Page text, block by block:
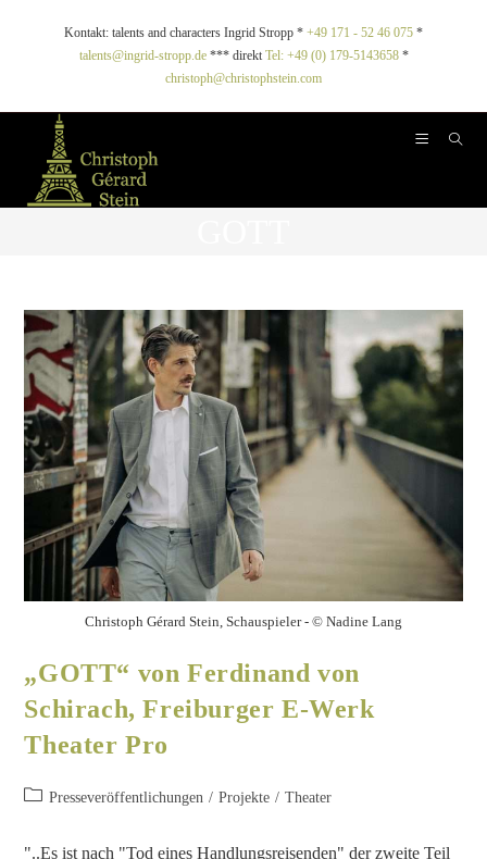
Kontakt: talents and characters Ingrid Stropp * +49 171 - 52 46 075 *
talents@ingrid-stropp.de*** direkt Tel: +49 (0) 179-5143658*
christoph@christophstein.com
Christoph Gérard Stein, Schauspieler - © Nadine Lang
„GOTT“ von Ferdinand von
Schirach, Freiburger E-Werk
Theater Pro
Presseveröffentlichungen / Projekte / Theater
"..Es ist nach "Tod eines Handlungsreisenden" der zweite Teil